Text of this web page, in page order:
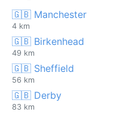
🇬🇧 Manchester
4 km
🇬🇧 Birkenhead
49 km
🇬🇧 Sheffield
56 km
🇬🇧 Derby
83 km